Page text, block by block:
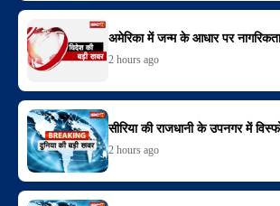
अमेरिका में जन्म के आधार पर
2 hours ago
सीरिया की राजधानी के उपनगर में
2 hours ago